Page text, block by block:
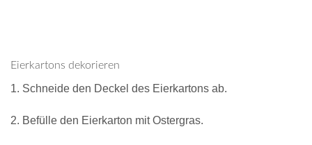
Eierkartons dekorieren
1. Schneide den Deckel des Eierkartons ab.
2. Befülle den Eierkarton mit Ostergras.